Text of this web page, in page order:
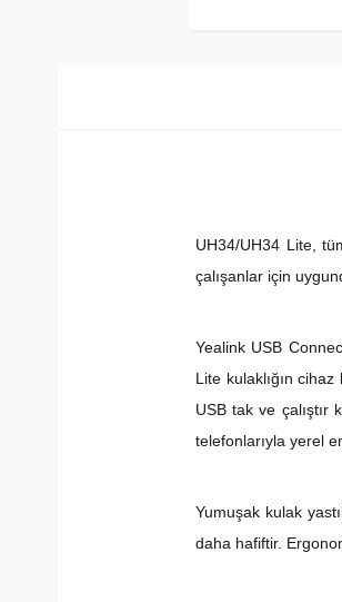
UH34/UH34 Lite,
çalışanlar için
Yealink USB
Lite kulaklığın
USB tak ve çalıştır
telefonlarıyla yerel
Yumuşak kulak
daha hafiftir.